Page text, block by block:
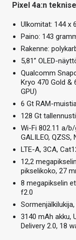
Pixel 4a:n
Ulkomitat: 144 x
Paino: 143
Rakenne:
5,81” OLED-
Qualcomm
Kryo 470 Gold &
GPU)
6 Gt RAM-
128 Gt
Wi-Fi 802.11 a/b/
GALILEO, QZSS,
LTE-A, 3CA,
12,2
pikselikoko, 27
8 megapikselin
f2.0
3140 mAh akku,
Delivery 2.0, 18